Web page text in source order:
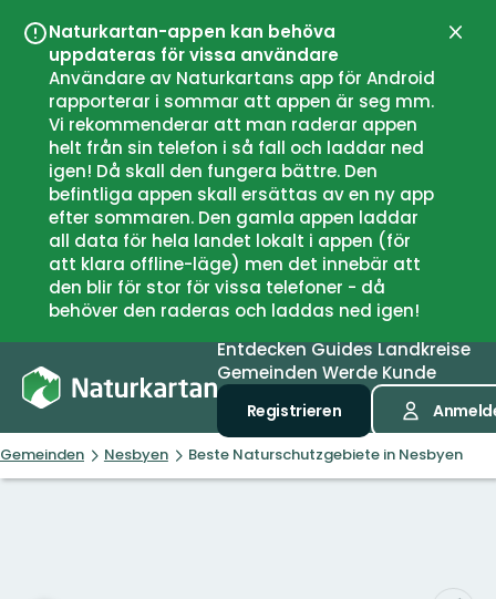
Naturkartan-appen kan behöva
uppdateras för vissa användare
Användare av Naturkartans app för Android
rapporterar i sommar att appen är seg mm.
Vi rekommenderar att man raderar appen
helt från sin telefon i så fall och laddar ned
igen! Då skall den fungera bättre. Den
befintliga appen skall ersättas av en ny app
efter sommaren. Den gamla appen laddar
all data för hela landet lokalt i appen (för
att klara offline-läge) men det innebär att
den blir för stor för vissa telefoner - då
behöver den raderas och laddas ned igen!
EntdeckenGuidesLandkreise
Gemeinden Werde Kunde
Registrieren
Gemeinden Nesbyen Beste Naturschutzgebiete in Nesbyen